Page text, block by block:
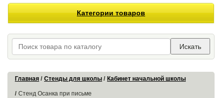
Категории товаров
Искать
Главная Стенды для школы Кабинет начальной школы
Стенд Осанка при письме